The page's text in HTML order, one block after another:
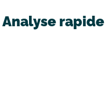
Analyse rapide